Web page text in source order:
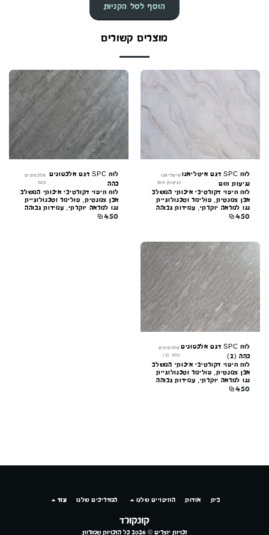
הוסף לסל הקניות
מוצרים קשורים
לוח SPC דגם איטליאנו
נגיעות חום
איטליאנו
נגיעות חום
לוח חיפוי דקורטיבי איכותי המשלב
אבן צמנטית, פולימר וטכנולוגיית
ננו למראה יוקרתי, עמידות גבוהה
וקלות התקנה. מתאים לקירות
₪450
לוח SPC דגם אלכסונים
כהה
אלכסונים
כהה
לוח חיפוי דקורטיבי איכותי המשלב
אבן צמנטית, פולימר וטכנולוגיית
ננו למראה יוקרתי, עמידות גבוהה
וקלות התקנה. מתאים לקירות
₪450
לוח SPC דגם אלכסונים
כהה (2)
אלכסונים
כהה (2)
לוח חיפוי דקורטיבי איכותי המשלב
אבן צמנטית, פולימר וטכנולוגיית
ננו למראה יוקרתי, עמידות גבוהה
וקלות התקנה. מתאים לקירות
₪450
קונקורד
זכויות יוצרים © 2026 כל הזכויות שמורות
בית אודות החיפויים שלנו המדריכים שלנו עוד
קונקורד — יועץ חיפויים
מקוון עכשיו